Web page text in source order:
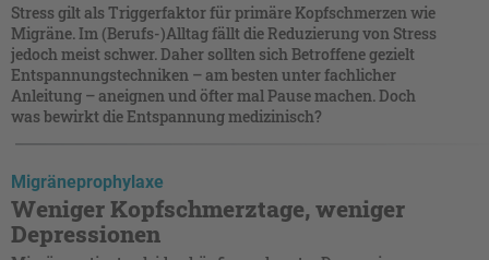
Stress gilt als Triggerfaktor für primäre Kopfschmerzen wie
Migräne. Im (Berufs-)Alltag fällt die Reduzierung von Stress
jedoch meist schwer. Daher sollten sich Betroffene gezielt
Entspannungstechniken – am besten unter fachlicher
Anleitung – aneignen und öfter mal Pause machen. Doch
was bewirkt die Entspannung medizinisch?
Migräneprophylaxe
Weniger Kopfschmerztage, weniger
Depressionen